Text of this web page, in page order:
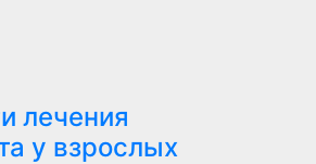
лечения
у взрослых